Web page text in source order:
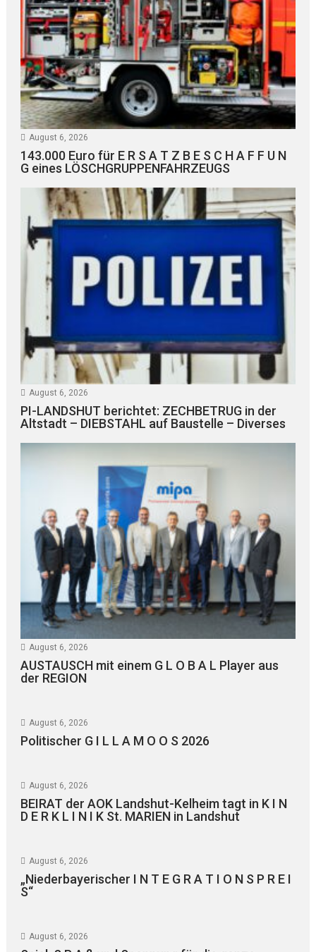
August 6, 2026
143.000 Euro für E R S A T Z B E S C H A F F U N
G eines LÖSCHGRUPPENFAHRZEUGS
August 6, 2026
PI-LANDSHUT berichtet: ZECHBETRUG in der
Altstadt – DIEBSTAHL auf Baustelle – Diverses
August 6, 2026
AUSTAUSCH mit einem G L O B A L Player aus
der REGION
August 6, 2026
Politischer G I L L A M O O S 2026
August 6, 2026
BEIRAT der AOK Landshut-Kelheim tagt in K I N
D E R K L I N I K St. MARIEN in Landshut
August 6, 2026
„Niederbayerischer I N T E G R A T I O N S P R E I
S“
August 6, 2026